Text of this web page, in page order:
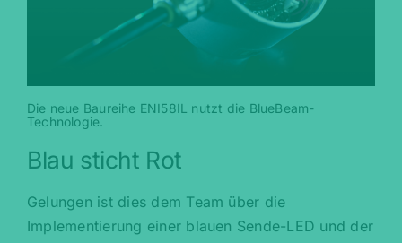
Die neue Baureihe ENI58IL nutzt die BlueBeam-
Technologie.
Blau sticht Rot
Gelungen ist dies dem Team über die
Implementierung einer blauen Sende-LED und der